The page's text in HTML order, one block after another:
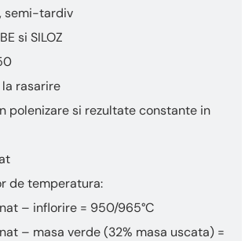
semi-tardiv
si SILOZ
rasarire
polenizare si rezultate constante in
de temperatura:
– inflorire = 950/965°C
– masa verde (32% masa uscata) =